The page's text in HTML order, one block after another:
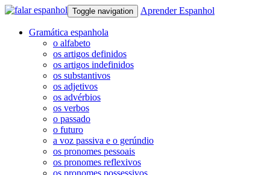
Toggle navigation Aprender Espanhol
Gramática espanhola
o alfabeto
os artigos definidos
os artigos indefinidos
os substantivos
os adjetivos
os advérbios
os verbos
o passado
o futuro
a voz passiva e o gerúndio
os pronomes pessoais
os pronomes reflexivos
os pronomes possessivos